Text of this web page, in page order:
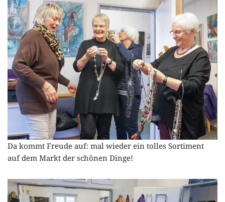
Da kommt Freude auf: mal wieder ein tolles Sortiment
auf dem Markt der schönen Dinge!